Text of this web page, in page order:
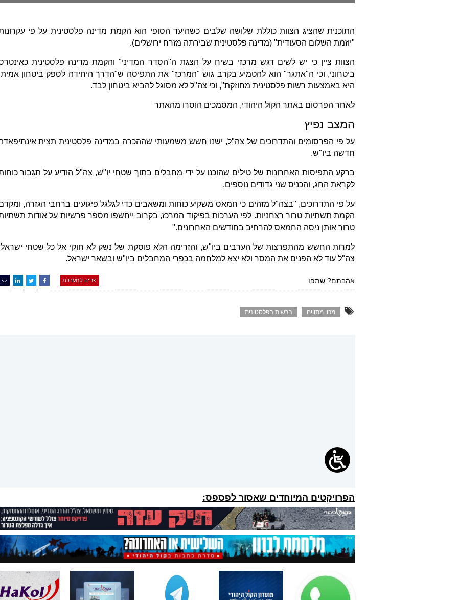
התוכנית שהציג הצוות כוללת שלושה שלבים כשהיעד הסופי הוא הקמת מדינה פלסטינית על פי
"יוזמת השלום הסעודית" (מדינה פלסטינית שבירתה מזרח ירושלים).
הצוות ציין כי יש לשים דגש מרכזי בשיח על הצגת ה"הסדר המדיני" והקמת מדינה פלסטינית
ביטחוני, וכי ה"אתגר" הוא להטמיע בקרב גוש "המרכז" את התפיסה ש"הדרך היחידה לספק ביטחון
היא באמצעות רשות פלסטינית מחוזקת", וכי צה"ל לא מסוגל להביא ביטחון לבד.
לאחר הפרסום באתר הקול היהודי, המסמכים הוסרו מהאתר
המצב נפיץ
על פי הפרסומים והתדרוכים של צה"ל, ישנו חשש משמעותי שההכרה במדינה פלסטינית תצית
חדשה ביו"ש.
ברקע התפיסות האחרונות של טילים שהוכנו על ידי מחבלים בתוך שטחי יו"ש, צה"ל הודיע על תגבור
לקראת החג, והכניס שני גדודים נוספים.
על פי התדרוכים, "בצה"ל מזהים כי חמאס משקיע כוחות ומשאבים כדי לגלגל פיגועים ברחבי הגזרה,
הקמת תשתיות טרור רצחניות. לפי הערכות בפיקוד המרכז, בקרוב ייחשפו מספר פרשיות על אודות
טרור אותן ניסה החמאס להרחיב בחודשים האחרונים."
למרות החשש מהתפרצות של הערבים ביו"ש, והזרימה הלא פוסקת של נשק לא חוקי אל כל שטחי
צה"ל עוד לא הפנים את המסר ולא יצא למלחמה בכפרי המחבלים ביו"ש ובשאר ישראל.
אהבתם? שתפו פנייה למערכת
מכון מתווים הרשות הפלסטינית
הפרויקטים המיוחדים שאסור לפספס: